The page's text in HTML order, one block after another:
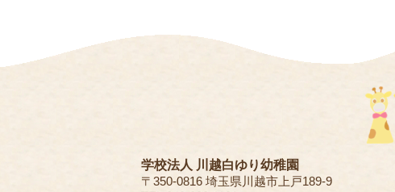
学校法人 川越白ゆり幼稚園
〒350-0816 埼玉県川越市上戸189-9